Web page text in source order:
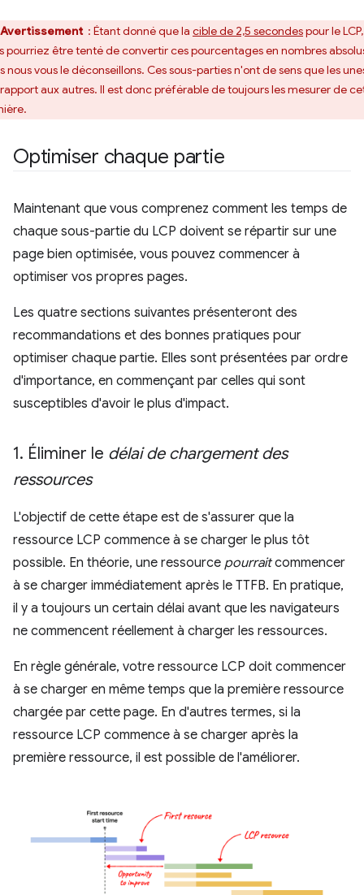
Avertissement : Étant donné que la cible de 2,5 secondespour le LCP,
pourriez être tenté de convertir ces pourcentages en nombres
nous vous le déconseillons. Ces sous-parties n'ont de sens que les
aux autres. Il est donc préférable de toujours les mesurer de
Optimiser chaque partie
Maintenant que vous comprenez comment les temps de
chaque sous-partie du LCP doivent se répartir sur une
page bien optimisée, vous pouvez commencer à
optimiser vos propres pages.
Les quatre sections suivantes présenteront des
recommandations et des bonnes pratiques pour
optimiser chaque partie. Elles sont présentées par ordre
d'importance, en commençant par celles qui sont
susceptibles d'avoir le plus d'impact.
1. Éliminer le délai de chargement des
ressources
L'objectif de cette étape est de s'assurer que la
ressource LCP commence à se charger le plus tôt
possible. En théorie, une ressource pourraitcommencer
à se charger immédiatement après le TTFB. En pratique,
il y a toujours un certain délai avant que les navigateurs
ne commencent réellement à charger les ressources.
En règle générale, votre ressource LCP doit commencer
à se charger en même temps que la première ressource
chargée par cette page. En d'autres termes, si la
ressource LCP commence à se charger après la
première ressource, il est possible de l'améliorer.